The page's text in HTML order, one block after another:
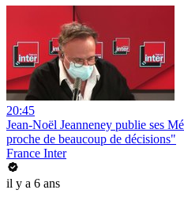
20:45
Jean-Noël Jeanneney publie ses
proche de beaucoup de décisions"
France Inter
il y a 6 ans